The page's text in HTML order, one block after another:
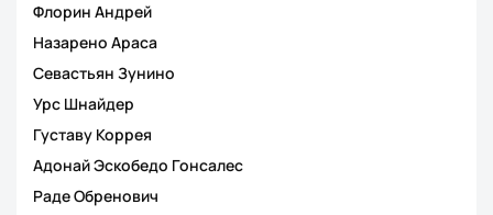
Флорин Андрей
Назарено Араса
Севастьян Зунино
Урс Шнайдер
Густаву Коррея
Адонай Эскобедо Гонсалес
Раде Обренович